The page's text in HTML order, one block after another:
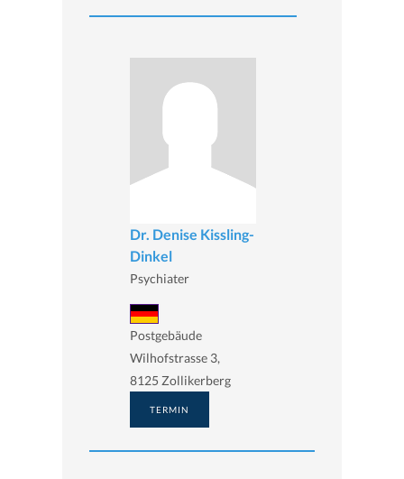
Dr. Denise Kissling-
Dinkel
Psychiater
Postgebäude
Wilhofstrasse 3,
8125 Zollikerberg
TERMIN